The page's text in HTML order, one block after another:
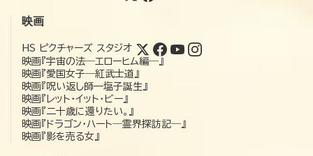
映画
HS ピクチャーズ スタジオ
映画『宇宙の法―エローヒム編―』
映画『愛国女子―紅武士道』
映画『呪い返し師—塩子誕生』
映画『レット・イット・ビー』
映画『二十歳に還りたい。』
映画『ドラゴン・ハート―霊界探訪記―』
映画『影を売る女』